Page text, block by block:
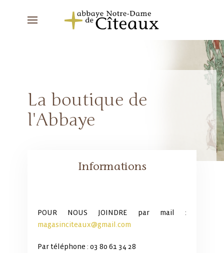
La boutique de
l'Abbaye
Informations
POUR NOUS JOINDRE par mail :
magasinciteaux@gmail.com
Par téléphone : 03 80 61 34 28